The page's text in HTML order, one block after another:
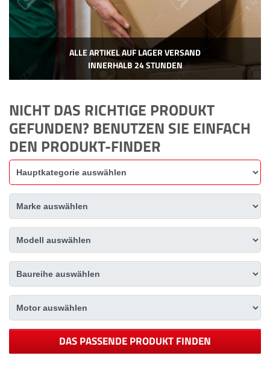
ALLE ARTIKEL AUF LAGER VERSAND
INNERHALB 24 STUNDEN
NICHT DAS RICHTIGE PRODUKT
GEFUNDEN? BENUTZEN SIE EINFACH
DEN PRODUKT-FINDER
DAS PASSENDE PRODUKT FINDEN